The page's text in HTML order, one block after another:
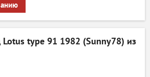
type 91 1982 (Sunny78) из